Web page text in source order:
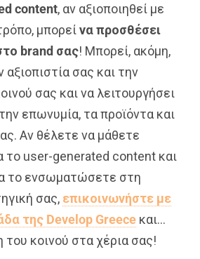
content, αν αξιοποιηθεί με
μπορείνα προσθέσει
brand σας! Μπορεί, ακόμη,
αξιοπιστία σας και την
σας και να λειτουργήσει
επωνυμία, τα προϊόντα και
Αν θέλετε να μάθετε
το user-generated content και
το ενσωματώσετε στη
σας, επικοινωνήστε με
της Develop Greece και…
κοινού στα χέρια σας!